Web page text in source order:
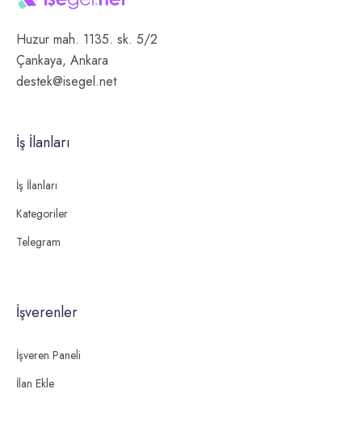
Huzur mah. 1135. sk. 5/2
Çankaya, Ankara
destek@isegel.net
İş İlanları
İş İlanları
Kategoriler
Telegram
İşverenler
İşveren Paneli
İlan Ekle